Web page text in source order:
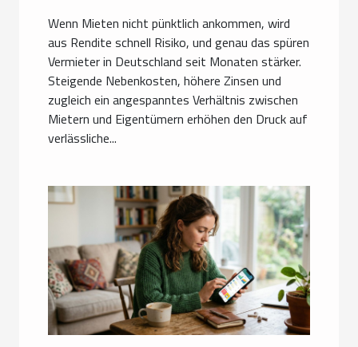
Wenn Mieten nicht pünktlich ankommen, wird
aus Rendite schnell Risiko, und genau das spüren
Vermieter in Deutschland seit Monaten stärker.
Steigende Nebenkosten, höhere Zinsen und
zugleich ein angespanntes Verhältnis zwischen
Mietern und Eigentümern erhöhen den Druck auf
verlässliche...